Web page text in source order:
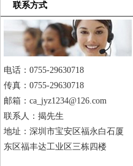
联系方式
电话：0755-29630718
传真：0755-29630718
邮箱：ca_jyz1234@126.com
联系人：揭先生
地址：深圳市宝安区福永白石厦
东区福丰达工业区三栋四楼